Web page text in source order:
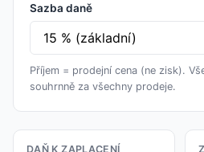
Sazba daně
Příjem = prodejní cena (ne zisk).
souhrnně za všechny prodeje.
DAŇ K ZAPLACENÍ